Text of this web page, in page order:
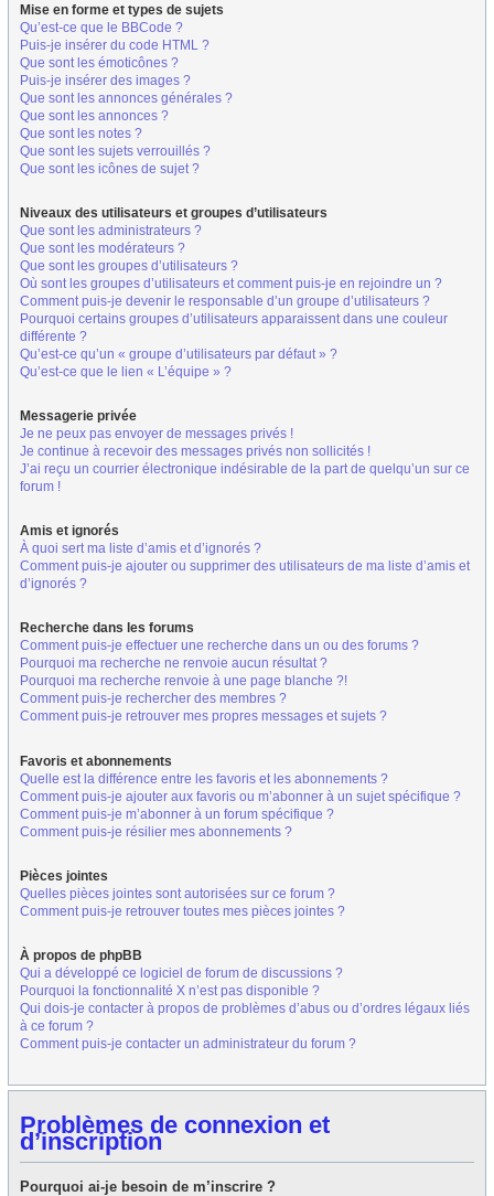
Mise en forme et types de sujets
Qu’est-ce que le BBCode ?
Puis-je insérer du code HTML ?
Que sont les émoticônes ?
Puis-je insérer des images ?
Que sont les annonces générales ?
Que sont les annonces ?
Que sont les notes ?
Que sont les sujets verrouillés ?
Que sont les icônes de sujet ?
Niveaux des utilisateurs et groupes d’utilisateurs
Que sont les administrateurs ?
Que sont les modérateurs ?
Que sont les groupes d’utilisateurs ?
Où sont les groupes d’utilisateurs et comment puis-je en rejoindre un ?
Comment puis-je devenir le responsable d’un groupe d’utilisateurs ?
Pourquoi certains groupes d’utilisateurs apparaissent dans une couleur
différente ?
Qu’est-ce qu’un « groupe d’utilisateurs par défaut » ?
Qu’est-ce que le lien « L’équipe » ?
Messagerie privée
Je ne peux pas envoyer de messages privés !
Je continue à recevoir des messages privés non sollicités !
J’ai reçu un courrier électronique indésirable de la part de quelqu’un sur ce
forum !
Amis et ignorés
À quoi sert ma liste d’amis et d’ignorés ?
Comment puis-je ajouter ou supprimer des utilisateurs de ma liste d’amis et
d’ignorés ?
Recherche dans les forums
Comment puis-je effectuer une recherche dans un ou des forums ?
Pourquoi ma recherche ne renvoie aucun résultat ?
Pourquoi ma recherche renvoie à une page blanche ?!
Comment puis-je rechercher des membres ?
Comment puis-je retrouver mes propres messages et sujets ?
Favoris et abonnements
Quelle est la différence entre les favoris et les abonnements ?
Comment puis-je ajouter aux favoris ou m’abonner à un sujet spécifique ?
Comment puis-je m’abonner à un forum spécifique ?
Comment puis-je résilier mes abonnements ?
Pièces jointes
Quelles pièces jointes sont autorisées sur ce forum ?
Comment puis-je retrouver toutes mes pièces jointes ?
À propos de phpBB
Qui a développé ce logiciel de forum de discussions ?
Pourquoi la fonctionnalité X n’est pas disponible ?
Qui dois-je contacter à propos de problèmes d’abus ou d’ordres légaux liés
à ce forum ?
Comment puis-je contacter un administrateur du forum ?
Problèmes de connexion et
d’inscription
Pourquoi ai-je besoin de m’inscrire ?